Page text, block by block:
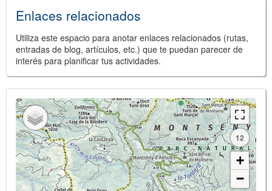
Enlaces relacionados
Utiliza este espacio para anotar enlaces relacionados (rutas,
entradas de blog, artículos, etc.) que te puedan parecer de
interés para planificar tus actividades.
12
+
−